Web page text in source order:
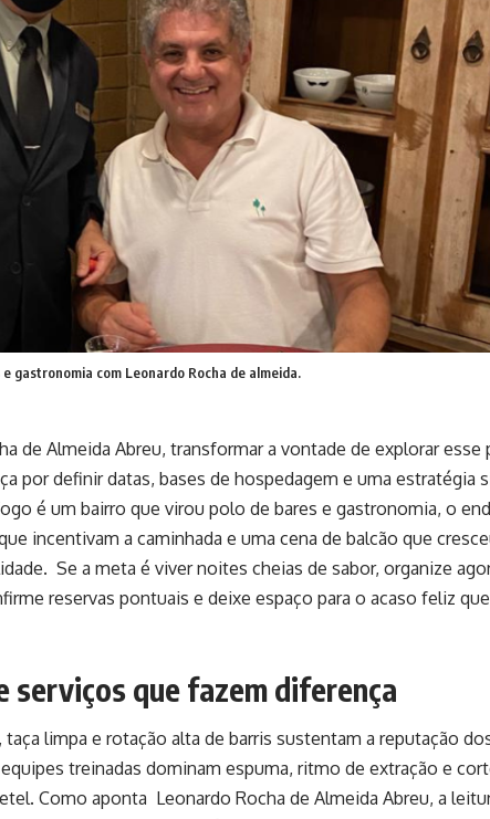
gastronomia com Leonardo Rocha de almeida.
de Almeida Abreu, transformar a vontade de explorar esse
por definir datas, bases de hospedagem e uma estratégia
é um bairro que virou polo de bares e gastronomia, o
incentivam a caminhada e uma cena de balcão que
Se a meta é viver noites cheias de sabor, organize
reservas pontuais e deixe espaço para o acaso feliz
serviços que fazem diferença
limpa e rotação alta de barris sustentam a reputação
treinadas dominam espuma, ritmo de extração e
Como aponta Leonardo Rocha de Almeida Abreu, a